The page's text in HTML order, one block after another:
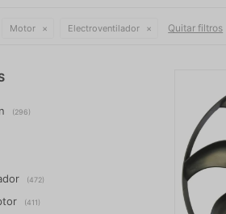
Motor Electroventilador Quitar filtros
(296)
(472)
(411)